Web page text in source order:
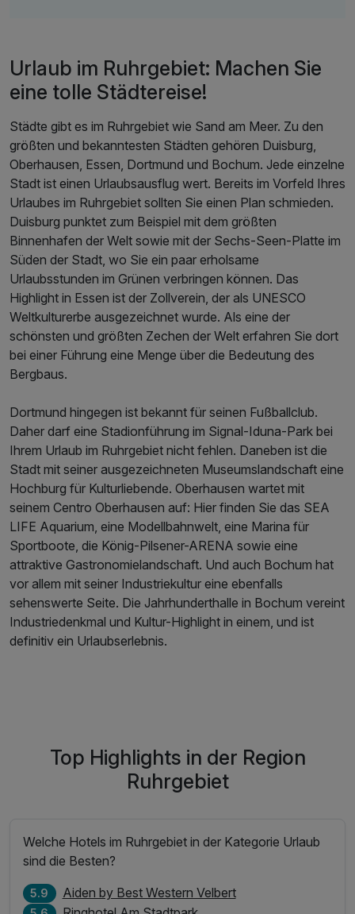
Urlaub im Ruhrgebiet: Machen Sie
eine tolle Städtereise!
Städte gibt es im Ruhrgebiet wie Sand am Meer. Zu den
größten und bekanntesten Städten gehören Duisburg,
Oberhausen, Essen, Dortmund und Bochum. Jede einzelne
Stadt ist einen Urlaubsausflug wert. Bereits im Vorfeld Ihres
Urlaubes im Ruhrgebiet sollten Sie einen Plan schmieden.
Duisburg punktet zum Beispiel mit dem größten
Binnenhafen der Welt sowie mit der Sechs-Seen-Platte im
Süden der Stadt, wo Sie ein paar erholsame
Urlaubsstunden im Grünen verbringen können. Das
Highlight in Essen ist der Zollverein, der als UNESCO
Weltkulturerbe ausgezeichnet wurde. Als eine der
schönsten und größten Zechen der Welt erfahren Sie dort
bei einer Führung eine Menge über die Bedeutung des
Bergbaus.
Dortmund hingegen ist bekannt für seinen Fußballclub.
Daher darf eine Stadionführung im Signal-Iduna-Park bei
Ihrem Urlaub im Ruhrgebiet nicht fehlen. Daneben ist die
Stadt mit seiner ausgezeichneten Museumslandschaft eine
Hochburg für Kulturliebende. Oberhausen wartet mit
seinem Centro Oberhausen auf: Hier finden Sie das SEA
LIFE Aquarium, eine Modellbahnwelt, eine Marina für
Sportboote, die König-Pilsener-ARENA sowie eine
attraktive Gastronomielandschaft. Und auch Bochum hat
vor allem mit seiner Industriekultur eine ebenfalls
sehenswerte Seite. Die Jahrhunderthalle in Bochum vereint
Industriedenkmal und Kultur-Highlight in einem, und ist
definitiv ein Urlaubserlebnis.
Top Highlights in der Region
Ruhrgebiet
Welche Hotels im Ruhrgebiet in der Kategorie Urlaub
sind die Besten?
5.9 Aiden by Best Western Velbert